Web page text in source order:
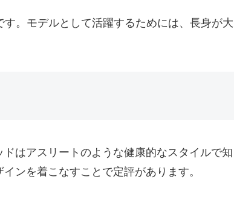
す。モデルとして活躍するためには、長身が
はアスリートのような健康的なスタイルで
ンを着こなすことで定評があります。